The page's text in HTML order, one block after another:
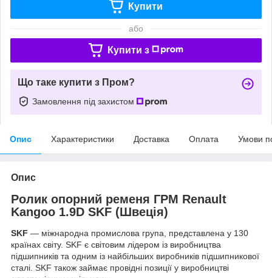
Купити
або
Купити з
Що таке купити з Пром?
Замовлення під захистом
Опис Характеристики Доставка Оплата Умови
Опис
Ролик опорний ременя ГРМ Renault
Kangoo 1.9D SKF (Швеція)
SKF — міжнародна промислова група, представлена у 130
країнах світу. SKF є світовим лідером із виробництва
підшипників та одним із найбільших виробників підшипникової
сталі. SKF також займає провідні позиції у виробництві